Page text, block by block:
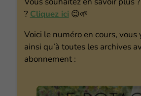
? Cliquez ici 😉🌱
Voici le numéro en cours, vous
ainsi qu’à toutes les archives
abonnement :